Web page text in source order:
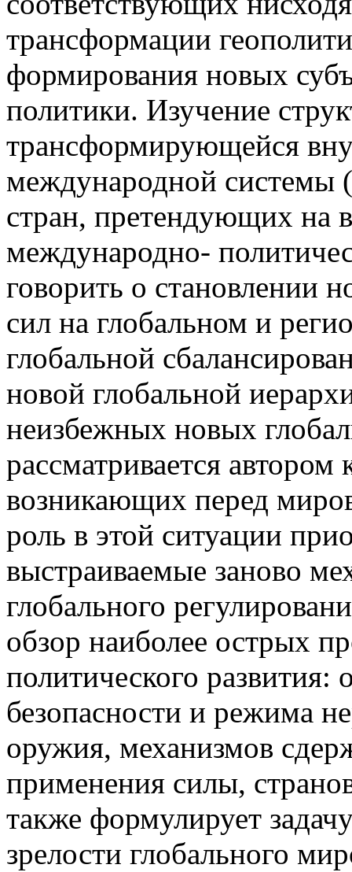
трансформации
формирования новых
политики. Изучение
трансформирующейся
международной системы
стран, претендующих на
международно-
говорить о становлении
сил на глобальном и
глобальной
новой глобальной
неизбежных новых
рассматривается
возникающих перед
роль в этой ситуации
выстраиваемые заново
глобального
обзор наиболее острых
политического развития:
безопасности и режима
оружия, механизмов
применения силы,
также формулирует
зрелости глобального